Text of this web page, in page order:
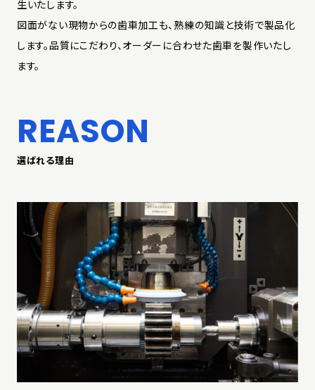
生いたします。
図面がない現物からの歯車加工も、熟練の知識と技術で製品化
します。品質にこだわり、オーダーに合わせた歯車を製作いたし
ます。
REASON
選ばれる理由